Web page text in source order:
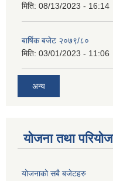
मिति: 08/13/2023 - 16:14
बार्षिक बजेट २०७९/८०
मिति: 03/01/2023 - 11:06
अन्य
योजना तथा
योजनाको सबै बजेटहरु